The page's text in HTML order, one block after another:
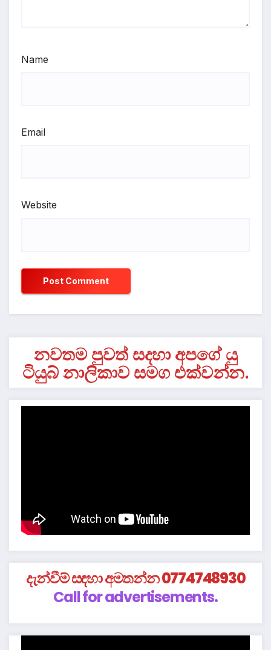
Name
Email
Website
නවතම පුවත් සදහා අපගේ යු
ටියුබ් නාලිකාව සමග එක්වන්න.
දැන්වීම් සඳහා අමතන්න 0774748930
Call for advertisements.